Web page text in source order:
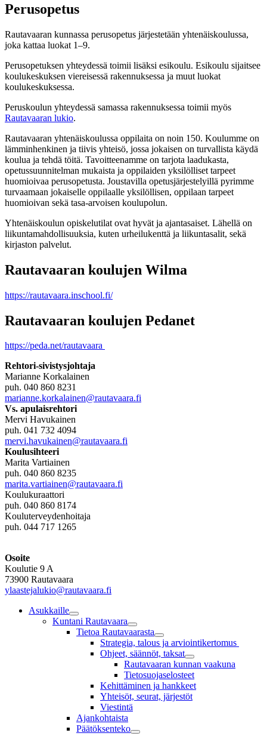
Perusopetus
Rautavaaran kunnassa perusopetus järjestetään yhtenäiskoulussa,
joka kattaa luokat 1–9.
Perusopetuksen yhteydessä toimii lisäksi esikoulu. Esikoulu sijaitsee
koulukeskuksen viereisessä rakennuksessa ja muut luokat
koulukeskuksessa.
Peruskoulun yhteydessä samassa rakennuksessa toimii myös
Rautavaaran lukio.
Rautavaaran yhtenäiskoulussa oppilaita on noin 150. Koulumme on
lämminhenkinen ja tiivis yhteisö, jossa jokaisen on turvallista käydä
koulua ja tehdä töitä. Tavoitteenamme on tarjota laadukasta,
opetussuunnitelman mukaista ja oppilaiden yksilölliset tarpeet
huomioivaa perusopetusta. Joustavilla opetusjärjestelyillä pyrimme
turvaamaan jokaiselle oppilaalle yksilöllisen, oppilaan tarpeet
huomioivan sekä tasa-arvoisen koulupolun.
Yhtenäiskoulun opiskelutilat ovat hyvät ja ajantasaiset. Lähellä on
liikuntamahdollisuuksia, kuten urheilukenttä ja liikuntasalit, sekä
kirjaston palvelut.
Rautavaaran koulujen Wilma
https://rautavaara.inschool.fi/
Rautavaaran koulujen Pedanet
https://peda.net/rautavaara
Rehtori-sivistysjohtaja
Marianne Korkalainen
puh. 040 860 8231
marianne.korkalainen@rautavaara.fi
Vs. apulaisrehtori
Mervi Havukainen
puh. 041 732 4094
mervi.havukainen@rautavaara.fi
Koulusihteeri
Marita Vartiainen
puh. 040 860 8235
marita.vartiainen@rautavaara.fi
Koulukuraattori
puh. 040 860 8174
Kouluterveydenhoitaja
puh. 044 717 1265
Osoite
Koulutie 9 A
73900 Rautavaara
ylaastejalukio­@rautavaara.fi
Asukkaille
Kuntani Rautavaara
Tietoa Rautavaarasta
Strategia, talous ja arviointikertomus
Ohjeet, säännöt, taksat
Rautavaaran kunnan vaakuna
Tietosuojaselosteet
Kehittäminen ja hankkeet
Yhteisöt, seurat, järjestöt
Viestintä
Ajankohtaista
Päätöksenteko